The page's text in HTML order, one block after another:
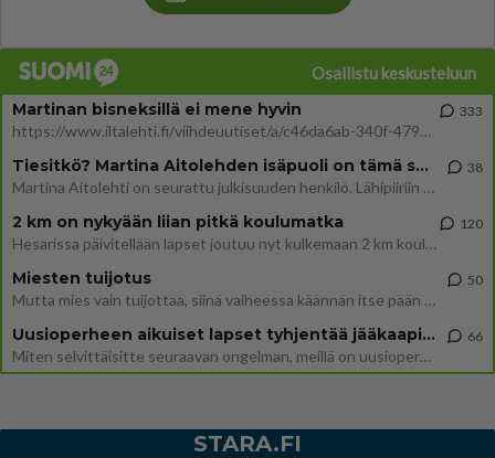
Osallistu keskusteluun
Martinan bisneksillä ei mene hyvin
https://www.iltalehti.fi/viihdeuutiset/a/c46da6ab-340f-4790-aaa7-0865eed2336 Yrityksen konkurssihakemus on tullut kärä
333
Tiesitkö? Martina Aitolehden isäpuoli on tämä suosittu laulaja
Martina Aitolehti on seurattu julkisuuden henkilö. Lähipiiriin mahtuu muitakin tunnettuja henkilöitä. Tiesitkö, että Ma
38
2 km on nykyään liian pitkä koulumatka
Hesarissa päivitellään lapset joutuu nyt kulkemaan 2 km kouluun jösses. Ruostefillarilla tuo matka menee vaikka miten äk
120
Miesten tuijotus
Mutta mies vain tuijottaa, siinä vaiheessa käännän itse pään pois. Mikä juttu? Yleensä jos joku tuijottaa tai katsoo, hä
50
Uusioperheen aikuiset lapset tyhjentää jääkaapin käydessään
Miten selvittäisitte seuraavan ongelman, meillä on uusioperhe, minulla teini-ikäiset lapset ja puolisolla aikuiset, jotk
66
STARA.FI